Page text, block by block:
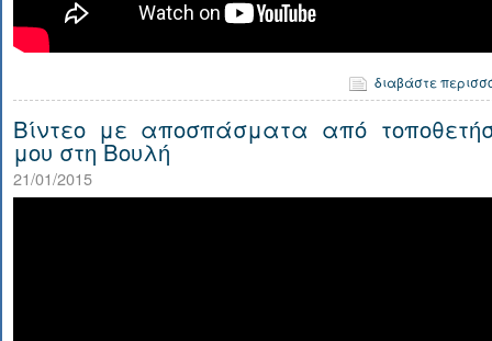
διαβάστε
Βίντεο με αποσπάσματα από
μου στη Βουλή
21/01/2015